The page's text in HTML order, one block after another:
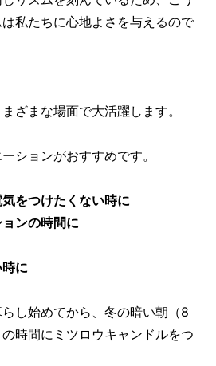
私たちに心地よさを与えるので
ざまな場面で大活躍します。
ションがおすすめです。
をつけたくない時に
ンの時間に
に
し始めてから、冬の暗い朝（8
時間にミツロウキャンドルをつ